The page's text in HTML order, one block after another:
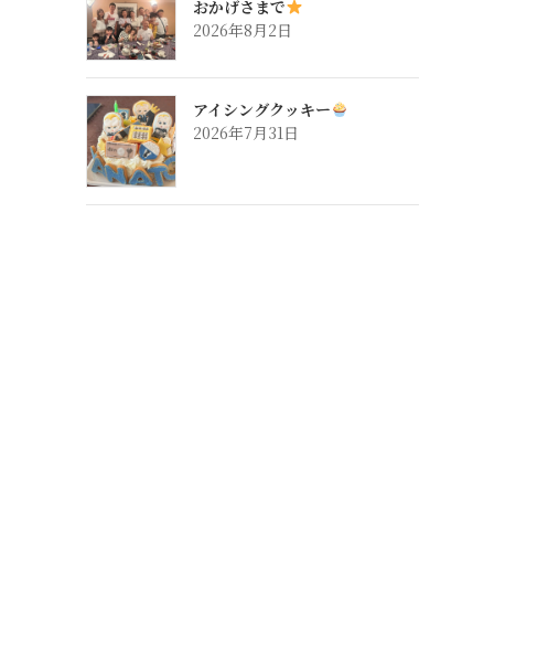
おかげさまで
2026年8月2日
アイシングクッキー
2026年7月31日